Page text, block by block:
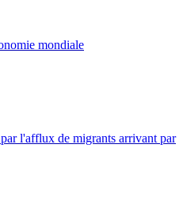
mondiale
l'afflux de migrants arrivant par